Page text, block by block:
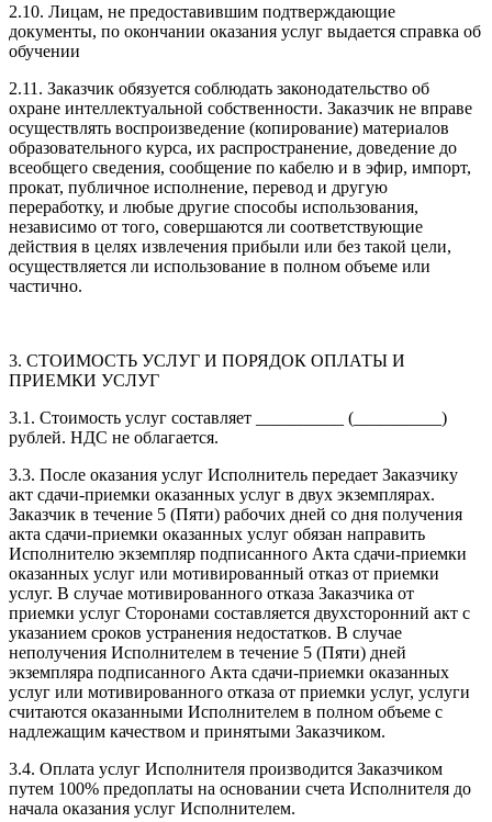
2.10. Лицам, не предоставившим подтверждающие
документы, по окончании оказания услуг выдается справка об
обучении
2.11. Заказчик обязуется соблюдать законодательство об
охране интеллектуальной собственности. Заказчик не вправе
осуществлять воспроизведение (копирование) материалов
образовательного курса, их распространение, доведение до
всеобщего сведения, сообщение по кабелю и в эфир, импорт,
прокат, публичное исполнение, перевод и другую
переработку, и любые другие способы использования,
независимо от того, совершаются ли соответствующие
действия в целях извлечения прибыли или без такой цели,
осуществляется ли использование в полном объеме или
частично.
3. СТОИМОСТЬ УСЛУГ И ПОРЯДОК ОПЛАТЫ И
ПРИЕМКИ УСЛУГ
3.1. Стоимость услуг составляет __________ (__________)
рублей. НДС не облагается.
3.3. После оказания услуг Исполнитель передает Заказчику
акт сдачи-приемки оказанных услуг в двух экземплярах.
Заказчик в течение 5 (Пяти) рабочих дней со дня получения
акта сдачи-приемки оказанных услуг обязан направить
Исполнителю экземпляр подписанного Акта сдачи-приемки
оказанных услуг или мотивированный отказ от приемки
услуг. В случае мотивированного отказа Заказчика от
приемки услуг Сторонами составляется двухсторонний акт с
указанием сроков устранения недостатков. В случае
неполучения Исполнителем в течение 5 (Пяти) дней
экземпляра подписанного Акта сдачи-приемки оказанных
услуг или мотивированного отказа от приемки услуг, услуги
считаются оказанными Исполнителем в полном объеме с
надлежащим качеством и принятыми Заказчиком.
3.4. Оплата услуг Исполнителя производится Заказчиком
путем 100% предоплаты на основании счета Исполнителя до
начала оказания услуг Исполнителем.